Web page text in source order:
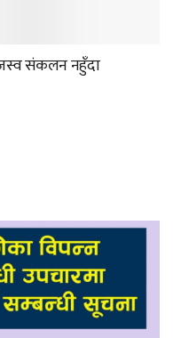
संकलन नहुँदा